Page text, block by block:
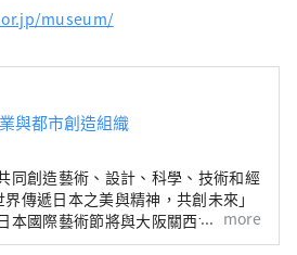
市創造機構（株式會社）/秘書處：
每日新聞大
北區梅田3-4-5，郵編：530-0001
電話：
museum/
與都市創造組織
同創造藝術、設計、科學、技術和經
傳遞日本之美與精神，共創未來」
本國際藝術節將與大阪關西世博會同
期六個月。屆時，將有來自158個國
more